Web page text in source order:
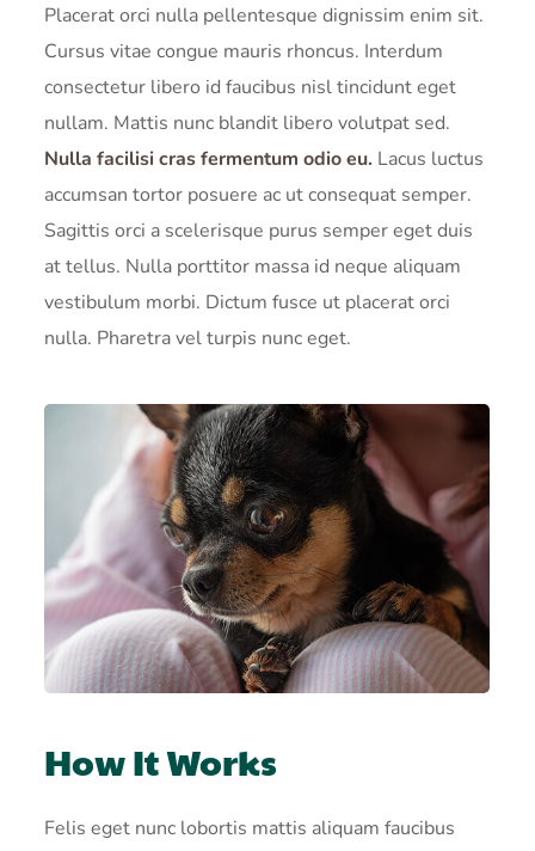
Placerat orci nulla pellentesque dignissim enim sit.
Cursus vitae congue mauris rhoncus. Interdum
consectetur libero id faucibus nisl tincidunt eget
nullam. Mattis nunc blandit libero volutpat sed.
Nulla facilisi cras fermentum odio eu. Lacus luctus
accumsan tortor posuere ac ut consequat semper.
Sagittis orci a scelerisque purus semper eget duis
at tellus. Nulla porttitor massa id neque aliquam
vestibulum morbi. Dictum fusce ut placerat orci
nulla. Pharetra vel turpis nunc eget.
How It Works
Felis eget nunc lobortis mattis aliquam faucibus